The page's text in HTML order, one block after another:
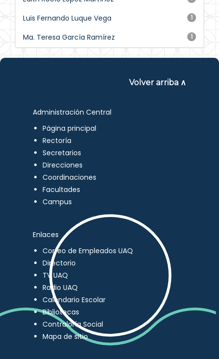
1
Luis Fernando Luque Vega
1
Ma. Teresa García Ramírez
Volver arriba ∧
Administración Central
Página principal
Rectoría
Secretarios
Direcciones
Coordinaciones
Facultades
Campus
Enlaces
Correo de Empleados UAQ
Directorio
TV UAQ
Radio UAQ
Calendario Escolar
Bibliotecas
Contraloría Social
Mapa de sitio